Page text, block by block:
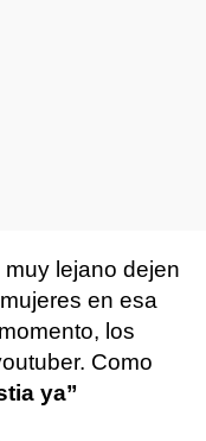
lejano dejen
en esa
los
Como
ya”